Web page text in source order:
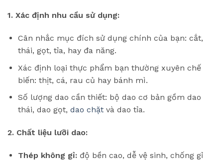
1. Xác định nhu cầu sử dụng:
Cân nhắc mục đích sử dụng chính của bạn: cắt,
thái, gọt, tỉa, hay đa năng.
Xác định loại thực phẩm bạn thường xuyên chế
biến: thịt, cá, rau củ hay bánh mì.
Số lượng dao cần thiết: bộ dao cơ bản gồm dao
thái, dao gọt, dao chặtvà dao tỉa.
2. Chất liệu lưỡi dao:
Thép không gỉ:độ bền cao, dễ vệ sinh, chống gỉ